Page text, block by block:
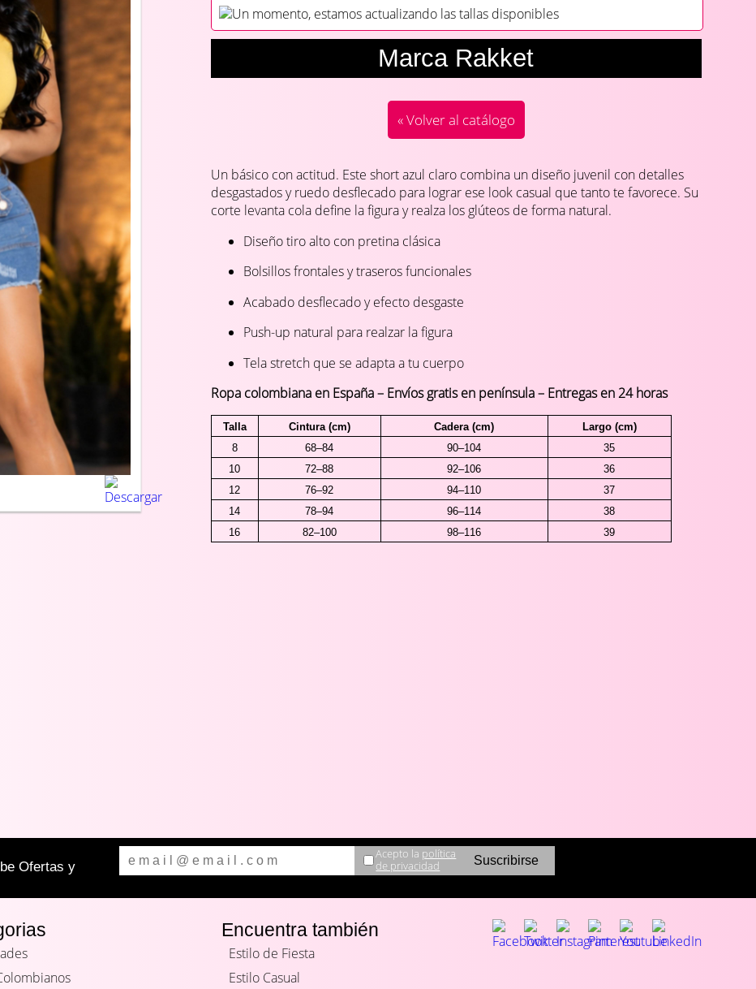
Un momento, estamos actualizando las tallas disponibles
Marca Rakket
« Volver al catálogo
Un básico con actitud. Este short azul claro combina un diseño juvenil con detalles
desgastados y ruedo desflecado para lograr ese look casual que tanto te favorece. Su
corte levanta cola define la figura y realza los glúteos de forma natural.
Diseño tiro alto con pretina clásica
Bolsillos frontales y traseros funcionales
Acabado desflecado y efecto desgaste
Push-up natural para realzar la figura
Tela stretch que se adapta a tu cuerpo
Ropa colombiana en España – Envíos gratis en península – Entregas en 24 horas
Talla Cintura (cm) Cadera (cm)
Largo (cm)
8
68–84 90–104
35
10
72–88 92–106
36
12
76–92 94–110
37
14
78–94 96–114
38
16
82–100 98–116 39
Ofertas y
Acepto la política
de privacidad
Encuentra también
Estilo de Fiesta
Estilo Casual